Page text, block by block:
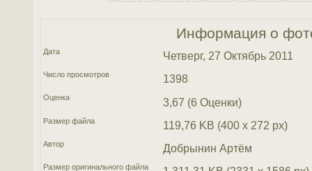
Информация о
Дата Четверг, 27 Октябрь 2011
Число просмотров 1398
Оценка 3,67 (6 Оценки)
Размер файла 119,76 KB (400 x 272 px)
Автор Добрынин Артём
Размер оригинального файла